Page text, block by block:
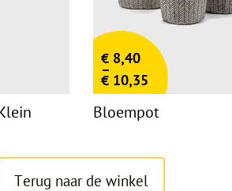
€ 8,40
–
€ 10,35
Bloempot
Terug naar de winkel